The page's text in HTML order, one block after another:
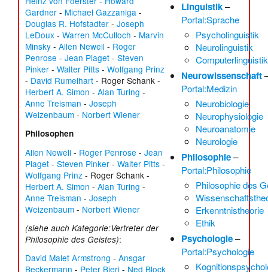
Gardner - Michael Gazzaniga -
Douglas R. Hofstadter -Joseph
LeDoux -Warren McCulloch - Marvin
Minsky -Allen Newell - Roger
Penrose -Jean Piaget -Steven
Pinker -Walter Pitts -Wolfgang Prinz
- David Rumelhart - Roger Schank -
Herbert A. Simon -Alan Turing -
Anne Treisman -Joseph
Weizenbaum - Norbert Wiener
Philosophen
Allen Newell - Roger Penrose -Jean
Piaget -Steven Pinker -Walter Pitts -
Wolfgang Prinz - Roger Schank -
Herbert A. Simon -Alan Turing -
Anne Treisman -Joseph
Weizenbaum - Norbert Wiener
(siehe auchKategorie:Vertreter der
Philosophie des Geistes):
David Malet Armstrong -Ansgar
Beckermann - Peter Bieri - Ned Block
Linguistik–
Portal:Sprache
Psycholinguistik
Neurolinguistik
Computerlinguistik
Neurowissenschaft
Portal:Medizin
Neurobiologie
Neurophysiologie
Neuroanatomie
Neurologie
Philosophie–
Portal:Philosophie
Philosophie des
Erkenntnistheorie
Ethik
Psychologie–
Portal:Psychologie